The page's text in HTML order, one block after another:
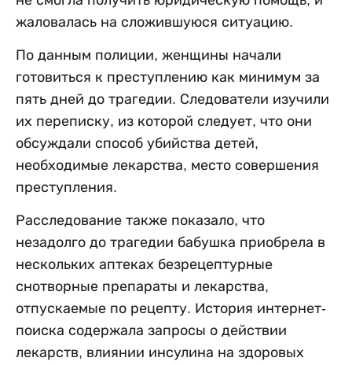
жаловалась на сложившуюся ситуацию.
По данным полиции, женщины начали
готовиться к преступлению как минимум за
пять дней до трагедии. Следователи изучили
их переписку, из которой следует, что они
обсуждали способ убийства детей,
необходимые лекарства, место совершения
преступления.
Расследование также показало, что
незадолго до трагедии бабушка приобрела в
нескольких аптеках безрецептурные
снотворные препараты и лекарства,
отпускаемые по рецепту. История интернет-
поиска содержала запросы о действии
лекарств, влиянии инсулина на здоровых